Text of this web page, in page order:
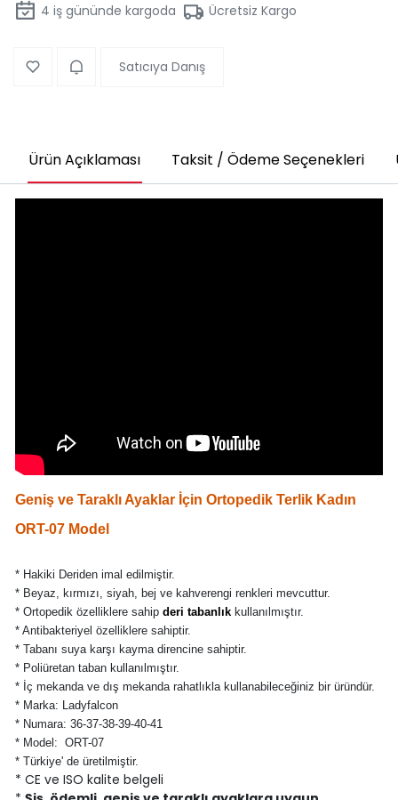
4 iş gününde kargoda Ücretsiz Kargo
Satıcıya Danış
Ürün Açıklaması Taksit / Ödeme Seçenekleri
Geniş ve Taraklı Ayaklar İçin Ortopedik Terlik Kadın
ORT-07 Model
* Hakiki Deriden imal edilmiştir.
* Beyaz, kırmızı, siyah, bej ve kahverengi renkleri mevcuttur.
* Ortopedik özelliklere sahip deri tabanlıkkullanılmıştır.
* Antibakteriyel özelliklere sahiptir.
* Tabanı suya karşı kayma direncine sahiptir.
* Poliüretan taban kullanılmıştır.
* İç mekanda ve dış mekanda rahatlıkla kullanabileceğiniz bir üründür.
* Marka: Ladyfalcon
* Numara: 36-37-38-39-40-41
* Model: ORT-07
* Türkiye' de üretilmiştir.
* CE ve ISO kalite belgeli